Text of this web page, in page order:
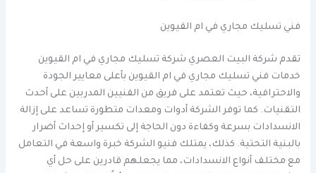
فني تسليك مجاري في ام القيوين
تقدم شركة البيت العصري شركة تسليك مجاري في ام القيوين
خدمات فني تسليك مجاري في ام القيوين بأعلى معايير الجودة
والاحترافية، حيث تعتمد على فريق من الفنيين المدربين على أحدث
التقنيات. كما توفر الشركة أدوات ومعدات متطورة تساعد على إزالة
الانسدادات بسرعة وكفاءة دون الحاجة إلى تكسير أو إحداث أضرار
بالبنية التحتية. كذلك، يمتلك فنيو الشركة خبرة واسعة في التعامل
مع مختلف أنواع الانسدادات، مما يجعلهم قادرين على حل أي